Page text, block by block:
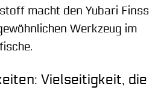
macht den Yubari Finss
Werkzeug im
Vielseitigkeit, die